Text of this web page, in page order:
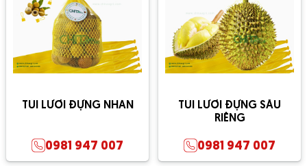
TÚI LƯỚI ĐỰNG NHÃN
0981 947 007
TÚI LƯỚI ĐỰNG SẦU
RIÊNG
0981 947 007